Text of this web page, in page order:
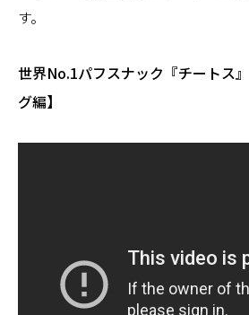
す。
世界No.1パフスナック『チートス
グ編】